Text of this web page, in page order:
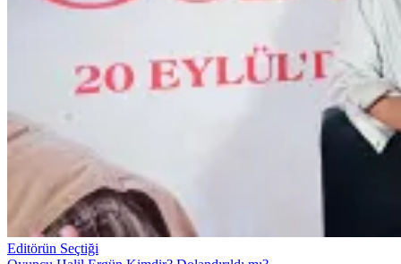
Editörün Seçtiği